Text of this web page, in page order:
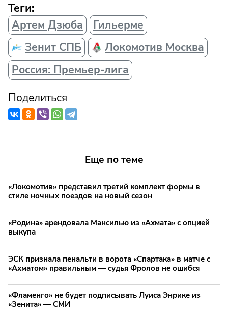
Теги:
Артем Дзюба
Гильерме
Зенит СПБ
Локомотив Москва
Россия: Премьер-лига
Поделиться
Еще по теме
«Локомотив» представил третий комплект формы в
стиле ночных поездов на новый сезон
«Родина» арендовала Мансилью из «Ахмата» с опцией
выкупа
ЭСК признала пенальти в ворота «Спартака» в матче с
«Ахматом» правильным — судья Фролов не ошибся
«Фламенго» не будет подписывать Луиса Энрике из
«Зенита» — СМИ